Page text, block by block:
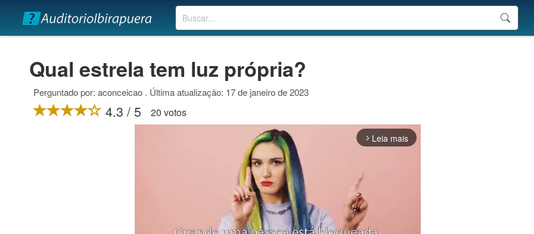
Buscar
Qual estrela tem luz própria?
Perguntado por: aconceicao . Última atualização: 17 de janeiro de 2023
4.3 / 5 20 votos
arrow_forward_ios Leia mais